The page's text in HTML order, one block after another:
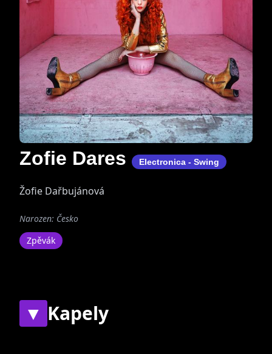
Zofie Dares Electronica - Swing
Žofie Dařbujánová
Narozen: Česko
Zpěvák
▼ Kapely